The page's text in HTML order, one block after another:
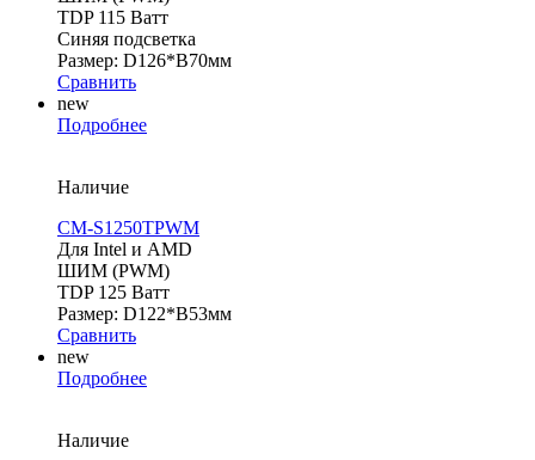
TDP 115 Ватт
Синяя подсветка
Размер: D126*В70мм
Сравнить
new
Подробнее
Наличие
CM-S1250TPWM
Для Intel и AMD
ШИМ (PWM)
TDP 125 Ватт
Размер: D122*В53мм
Сравнить
new
Подробнее
Наличие